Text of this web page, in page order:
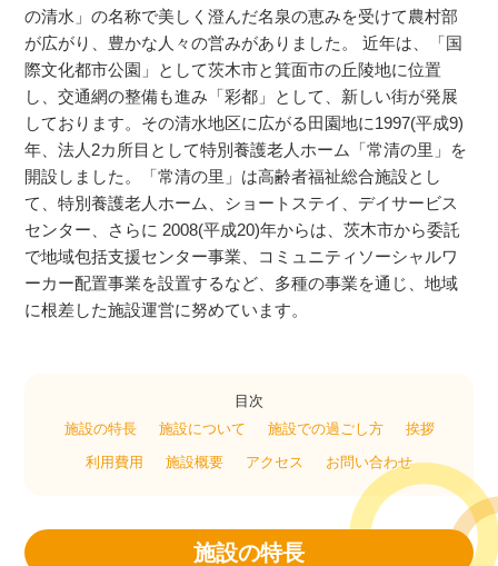
の清水」の名称で美しく澄んだ名泉の恵みを受けて農村部
が広がり、豊かな人々の営みがありました。 近年は、「国
際文化都市公園」として茨木市と箕面市の丘陵地に位置
し、交通網の整備も進み「彩都」として、新しい街が発展
しております。その清水地区に広がる田園地に1997(平成9)
年、法人2カ所目として特別養護老人ホーム「常清の里」を
開設しました。「常清の里」は高齢者福祉総合施設とし
て、特別養護老人ホーム、ショートステイ、デイサービス
センター、さらに 2008(平成20)年からは、茨木市から委託
で地域包括支援センター事業、コミュニティソーシャルワ
ーカー配置事業を設置するなど、多種の事業を通じ、地域
に根差した施設運営に努めています。
目次
施設の特長
施設について 施設での過ごし方
挨拶
利用費用
施設概要 アクセス お問い合わせ
施設の特長